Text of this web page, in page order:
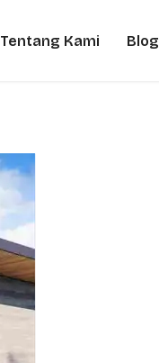
Tentang Kami Blog